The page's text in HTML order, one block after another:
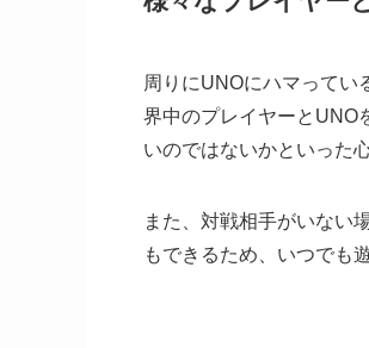
周りにUNOにハマってい
界中のプレイヤーとUNO
いのではないかといった
また、対戦相手がいない
もできるため、いつでも